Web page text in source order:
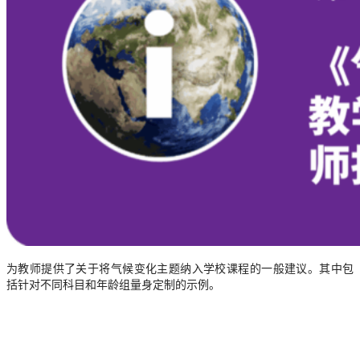
为教师提供了关于将气候变化主题纳入学校课程的一般建议。其中包
括针对不同科目和年龄组量身定制的示例。